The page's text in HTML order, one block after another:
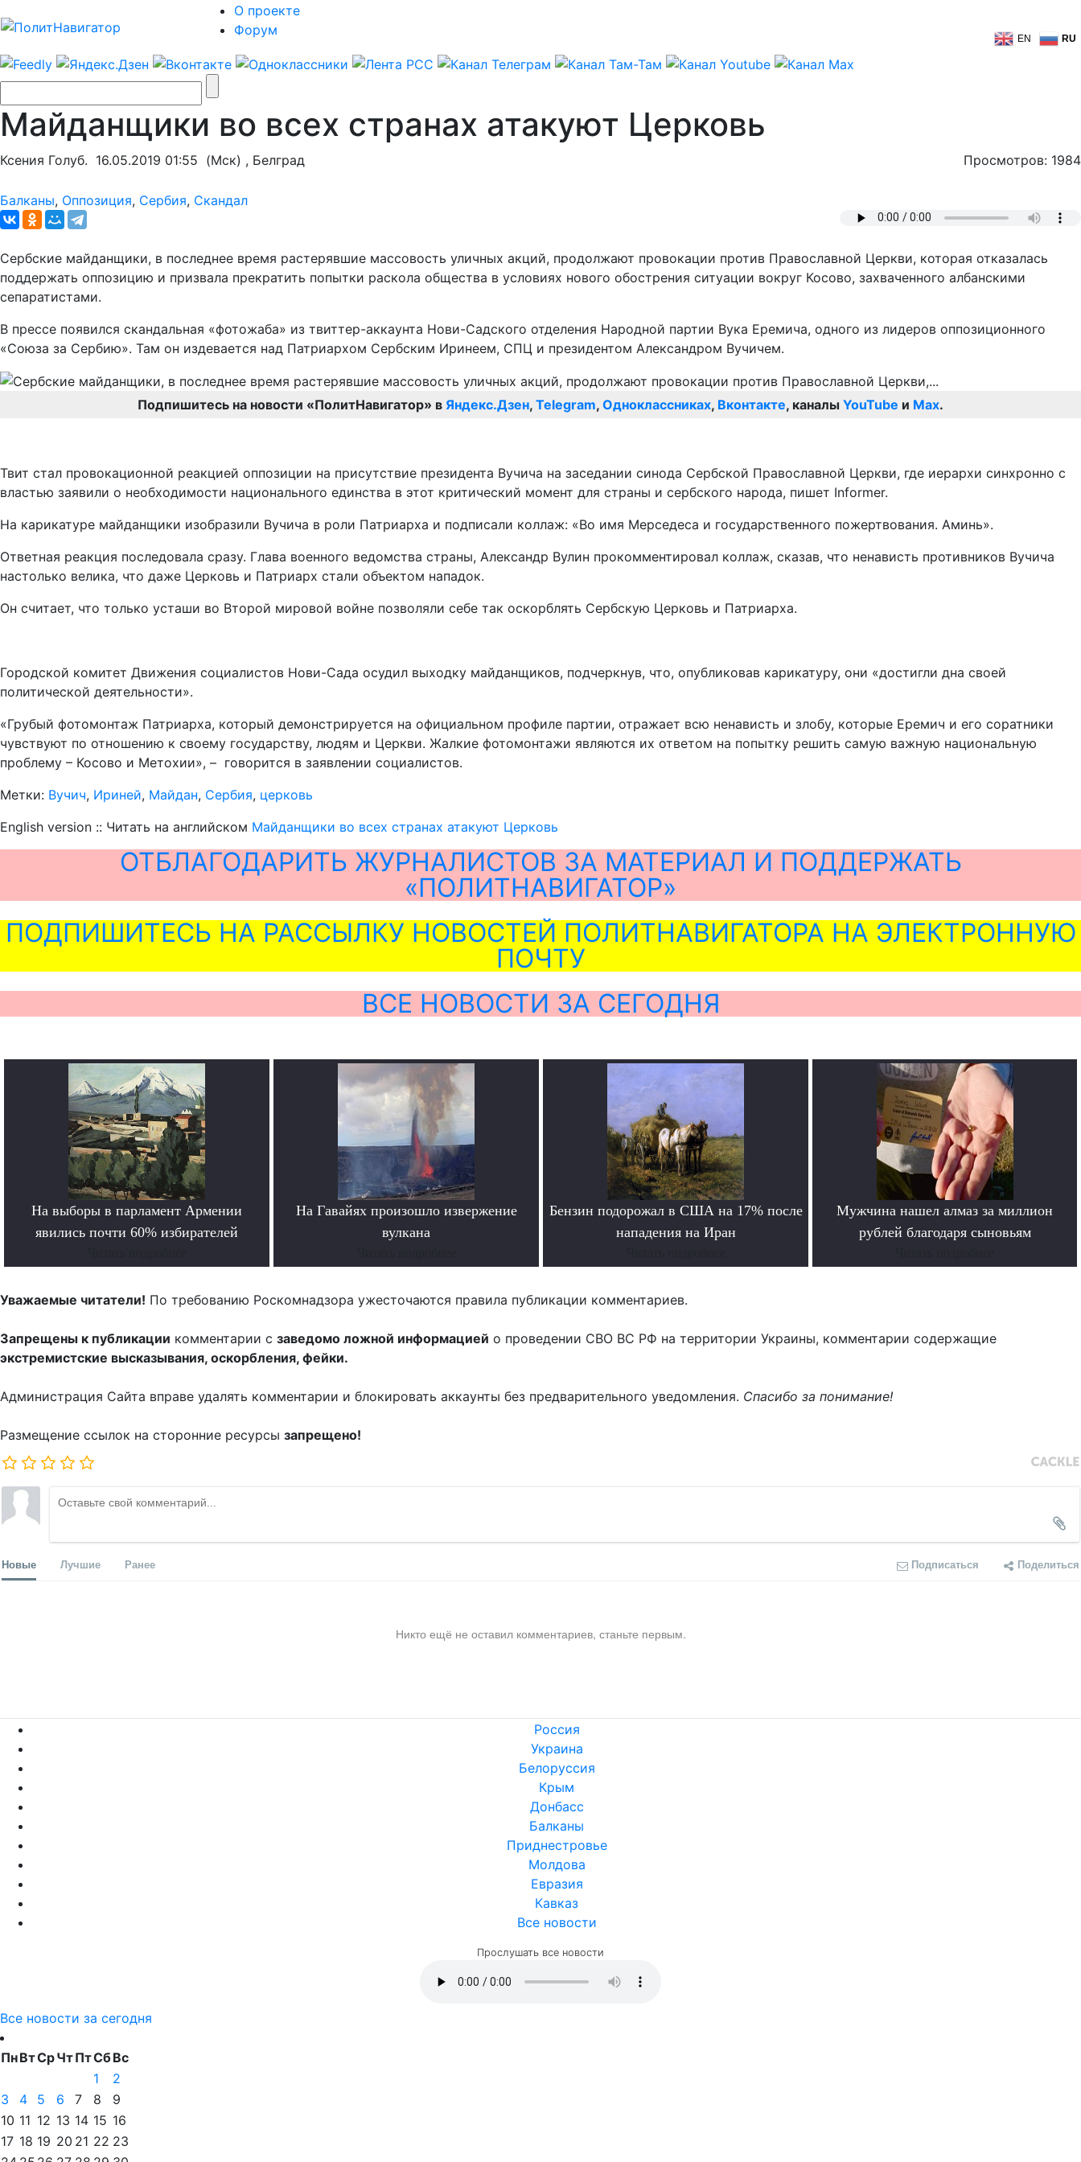
О проекте
Форум
EN RU
Майданщики во всех странах атакуют Церковь
Ксения Голуб. 16.05.2019 01:55 (Мск) , Белград Просмотров: 1984
Балканы, Оппозиция, Сербия, Скандал
Сербские майданщики, в последнее время растерявшие массовость уличных акций, продолжают провокации против Православной Церкви, которая отказалась
поддержать оппозицию и призвала прекратить попытки раскола общества в условиях нового обострения ситуации вокруг Косово, захваченного албанскими
сепаратистами.
В прессе появился скандальная «фотожаба» из твиттер-аккаунта Нови-Садского отделения Народной партии Вука Еремича, одного из лидеров оппозиционного
«Союза за Сербию». Там он издевается над Патриархом Сербским Иринеем, СПЦ и президентом Александром Вучичем.
Подпишитесь на новости «ПолитНавигатор» в Яндекс.Дзен, Telegram, Одноклассниках, Вконтакте, каналы YouTube и Max.
Твит стал провокационной реакцией оппозиции на присутствие президента Вучича на заседании синода Сербской Православной Церкви, где иерархи синхронно с
властью заявили о необходимости национального единства в этот критический момент для страны и сербского народа, пишет Informer.
На карикатуре майданщики изобразили Вучича в роли Патриарха и подписали коллаж: «Во имя Мерседеса и государственного пожертвования. Аминь».
Ответная реакция последовала сразу. Глава военного ведомства страны, Александр Вулин прокомментировал коллаж, сказав, что ненависть противников Вучича
настолько велика, что даже Церковь и Патриарх стали объектом нападок.
Он считает, что только усташи во Второй мировой войне позволяли себе так оскорблять Сербскую Церковь и Патриарха.
Городской комитет Движения социалистов Нови-Сада осудил выходку майданщиков, подчеркнув, что, опубликовав карикатуру, они «достигли дна своей
политической деятельности».
«Грубый фотомонтаж Патриарха, который демонстрируется на официальном профиле партии, отражает всю ненависть и злобу, которые Еремич и его соратники
чувствуют по отношению к своему государству, людям и Церкви. Жалкие фотомонтажи являются их ответом на попытку решить самую важную национальную
проблему – Косово и Метохии», – говорится в заявлении социалистов.
Метки: Вучич, Ириней, Майдан, Сербия, церковь
English version :: Читать на английском Майданщики во всех странах атакуют Церковь
ОТБЛАГОДАРИТЬ ЖУРНАЛИСТОВ ЗА МАТЕРИАЛ И ПОДДЕРЖАТЬ
«ПОЛИТНАВИГАТОР»
ПОДПИШИТЕСЬ НА РАССЫЛКУ НОВОСТЕЙ ПОЛИТНАВИГАТОРА НА ЭЛЕКТРОННУЮ
ПОЧТУ
ВСЕ НОВОСТИ ЗА СЕГОДНЯ
На выборы в парламент Армении
явились почти 60% избирателей
На Гавайях произошло извержение
вулкана
Бензин подорожал в США на 17% после
нападения на Иран
Мужчина нашел алмаз за миллион
рублей благодаря сыновьям
Уважаемые читатели! По требованию Роскомнадзора ужесточаются правила публикации комментариев.
Запрещены к публикации комментарии с заведомо ложной информацией о проведении СВО ВС РФ на территории Украины, комментарии содержащие
экстремистские высказывания, оскорбления, фейки.
Администрация Сайта вправе удалять комментарии и блокировать аккаунты без предварительного уведомления. Спасибо за понимание!
Размещение ссылок на сторонние ресурсы запрещено!
Новые Лучшие Ранее Подписаться Поделиться
Никто ещё не оставил комментариев, станьте первым.
Россия
Украина
Белоруссия
Крым
Донбасс
Балканы
Приднестровье
Молдова
Евразия
Кавказ
Все новости
Прослушать все новости
Все новости за сегодня
ПнВтСрЧтПтСбВс
1
2
3
4 5 6 7 8
9
10 11 12 13 14 15 16
17 18 19 20 21 22 23